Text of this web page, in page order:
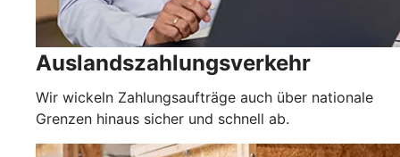
Auslandszahlungsverkehr
Wir wickeln Zahlungsaufträge auch über nationale
Grenzen hinaus sicher und schnell ab.